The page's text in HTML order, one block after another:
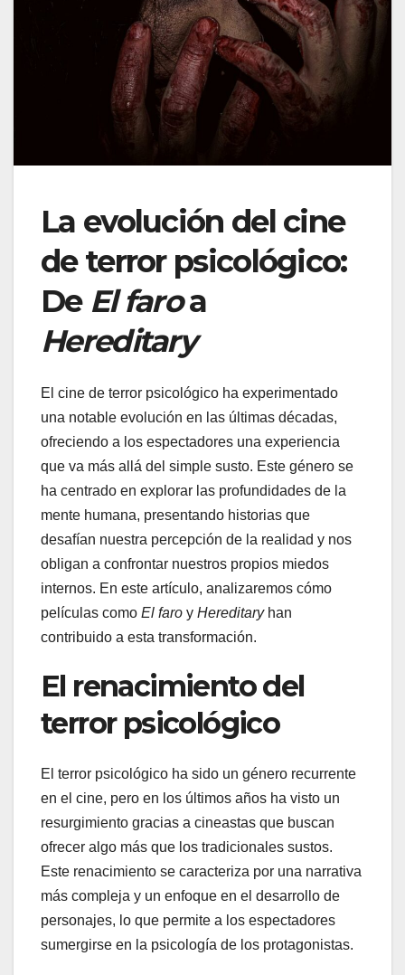
La evolución del cine
de terror psicológico:
De El faroa
Hereditary
El cine de terror psicológico ha experimentado
una notable evolución en las últimas décadas,
ofreciendo a los espectadores una experiencia
que va más allá del simple susto. Este género se
ha centrado en explorar las profundidades de la
mente humana, presentando historias que
desafían nuestra percepción de la realidad y nos
obligan a confrontar nuestros propios miedos
internos. En este artículo, analizaremos cómo
películas como El faro y Hereditaryhan
contribuido a esta transformación.
El renacimiento del
terror psicológico
El terror psicológico ha sido un género recurrente
en el cine, pero en los últimos años ha visto un
resurgimiento gracias a cineastas que buscan
ofrecer algo más que los tradicionales sustos.
Este renacimiento se caracteriza por una narrativa
más compleja y un enfoque en el desarrollo de
personajes, lo que permite a los espectadores
sumergirse en la psicología de los protagonistas.